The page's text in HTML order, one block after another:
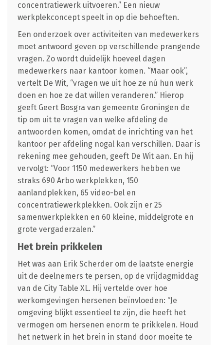
concentratiewerk uitvoeren.” Een nieuw
werkplekconcept speelt in op die behoeften.
Een onderzoek over activiteiten van medewerkers
moet antwoord geven op verschillende prangende
vragen. Zo wordt duidelijk hoeveel dagen
medewerkers naar kantoor komen. “Maar ook”,
vertelt De Wit, “vragen we uit hoe ze nú hun werk
doen en hoe ze dat willen veranderen.” Hierop
geeft Geert Bosgra van gemeente Groningen de
tip om uit te vragen van welke afdeling de
antwoorden komen, omdat de inrichting van het
kantoor per afdeling nogal kan verschillen. Daar is
rekening mee gehouden, geeft De Wit aan. En hij
vervolgt: “Voor 1150 medewerkers hebben we
straks 690 Arbo werkplekken, 150
aanlandplekken, 65 video-bel en
concentratiewerkplekken. Ook zijn er 25
samenwerkplekken en 60 kleine, middelgrote en
grote vergaderzalen.”
Het brein prikkelen
Het was aan Erik Scherder om de laatste energie
uit de deelnemers te persen, op de vrijdagmiddag
van de City Table XL. Hij vertelde over hoe
werkomgevingen hersenen beïnvloeden: “Je
omgeving blijkt essentieel te zijn, die heeft het
vermogen om hersenen enorm te prikkelen. Houd
het netwerk in het brein in stand door moeite te